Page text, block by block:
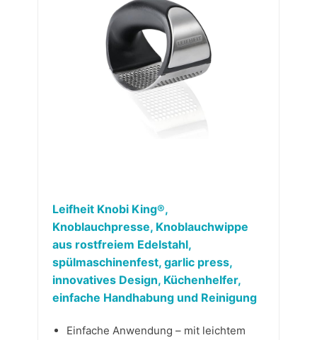
Leifheit Knobi King®,
Knoblauchpresse, Knoblauchwippe
aus rostfreiem Edelstahl,
spülmaschinenfest, garlic press,
innovatives Design, Küchenhelfer,
einfache Handhabung und Reinigung
Einfache Anwendung – mit leichtem